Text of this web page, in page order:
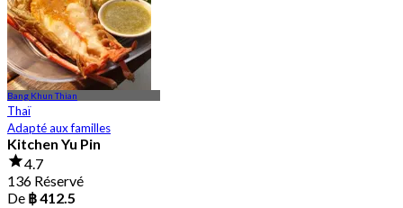
Bang Khun Thian
Thaï
Adapté aux familles
Kitchen Yu Pin
4.7
136 Réservé
De ฿ 412.5